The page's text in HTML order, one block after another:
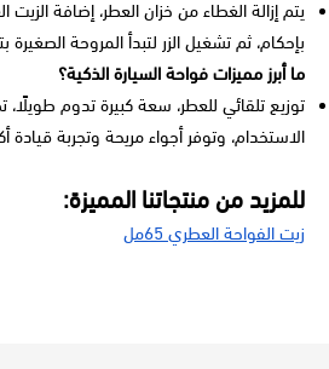
يتم إزالة الغطاء من خزان العطر، إضافة الزيت
بإحكام، ثم تشغيل الزر لتبدأ المروحة الصغيرة
ما أبرز مميزات فواحة السيارة الذكية؟
توزيع تلقائي للعطر، سعة كبيرة تدوم
الاستخدام، وتوفر أجواء مريحة وتجربة قيادة
للمزيد من منتجاتنا المميزة:
زيت الفواحة العطري 65مل